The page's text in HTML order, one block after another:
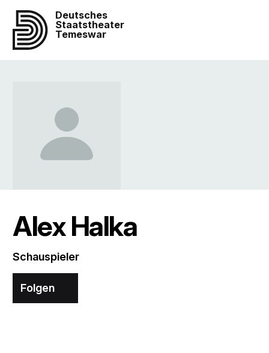
Deutsches
Staatstheater
Temeswar
Alex Halka
Schauspieler
Folgen